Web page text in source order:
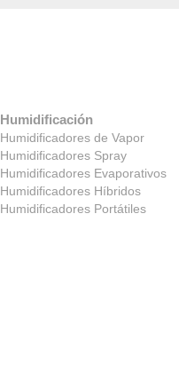
Humidificación
Humidificadores de Vapor
Humidificadores Spray
Humidificadores Evaporativos
Humidificadores Híbridos
Humidificadores Portátiles